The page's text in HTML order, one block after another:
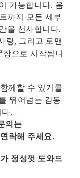
가능합니다. 음
까지 모든 세부
을 선사합니다.
랑, 그리고 로맨
장으로 시작됩니
께할 수 있기를
뛰어넘는 감동
.
의는
락해 주세요.
정성껏 도와드